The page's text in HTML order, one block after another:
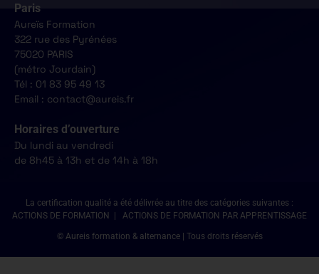
Paris
Aureïs Formation
322 rue des Pyrénées
75020 PARIS
(métro Jourdain)
Tél : 01 83 95 49 13
Email : contact@aureis.fr
Horaires d’ouverture
Du lundi au vendredi
de 8h45 à 13h et de 14h à 18h
La certification qualité a été délivrée au titre des catégories suivantes :
ACTIONS DE FORMATION | ACTIONS DE FORMATION PAR APPRENTISSAGE
© Aureis formation & alternance | Tous droits réservés